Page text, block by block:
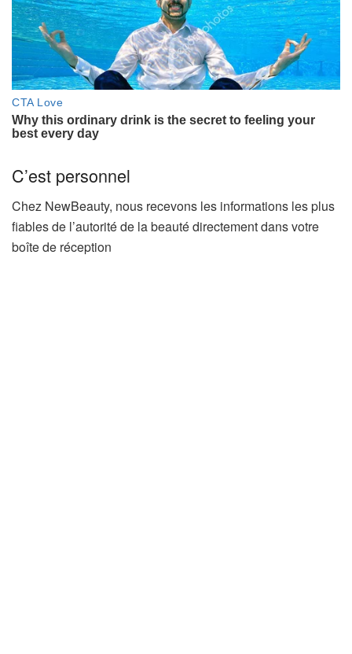
C’est personnel
Chez NewBeauty, nous recevons les informations les plus
fiables de l’autorité de la beauté directement dans votre
boîte de réception